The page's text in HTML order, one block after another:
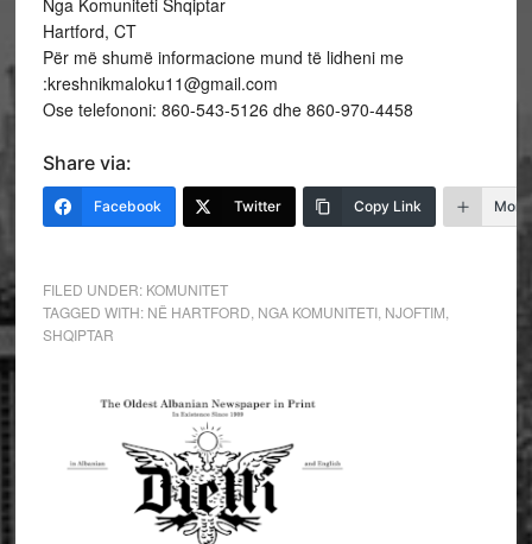
Nga Komuniteti Shqiptar
Hartford, CT
Për më shumë informacione mund të lidheni me
:kreshnikmaloku11@gmail.com
Ose telefononi: 860-543-5126 dhe 860-970-4458
Share via:
Facebook Twitter Copy Link More
FILED UNDER: KOMUNITET
TAGGED WITH: NË HARTFORD NGA KOMUNITETI, NJOFTIM
SHQIPTAR